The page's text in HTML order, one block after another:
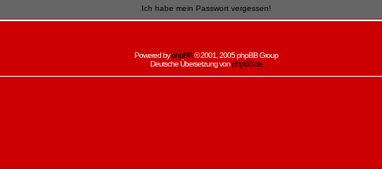
Ich habe mein Passwort vergessen!
Powered byphpBB© 2001, 2005 phpBB Group
Deutsche Übersetzung vonphpBB.de